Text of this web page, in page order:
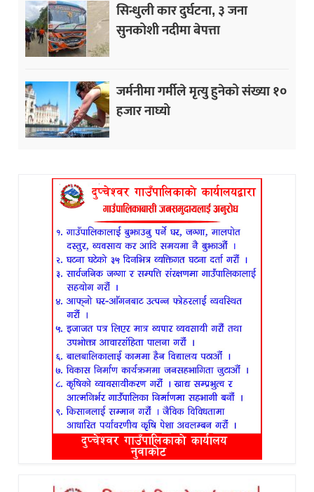
सिन्धुली कार दुर्घटना, ३ जना
सुनकोशी नदीमा बेपत्ता
जर्मनीमा गर्मीले मृत्यु हुनेको संख्या १०
हजार नाघ्यो